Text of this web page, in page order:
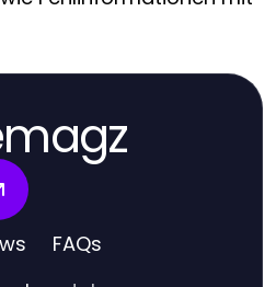
FAQs